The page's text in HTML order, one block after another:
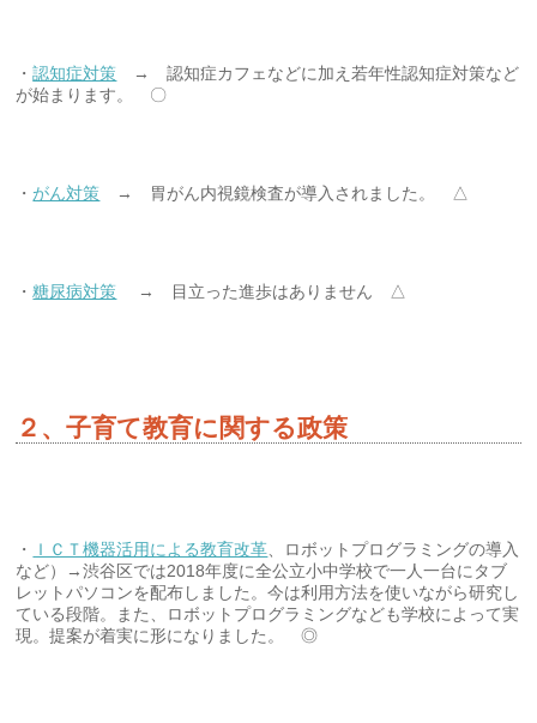
・認知症対策 → 認知症カフェなどに加え若年性認知症対策など
が始まります。 〇
・がん対策 → 胃がん内視鏡検査が導入されました。 △
・糖尿病対策 → 目立った進歩はありません △
２、子育て教育に関する政策
・ ＩＣＴ機器活用による教育改革 、ロボットプログラミングの導入
など）→渋谷区では2018年度に全公立小中学校で一人一台にタブ
レットパソコンを配布しました。今は利用方法を使いながら研究し
ている段階。また、ロボットプログラミングなども学校によって実
現。提案が着実に形になりました。 ◎